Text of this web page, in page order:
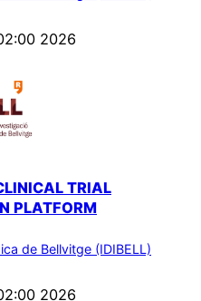
2026
TRIAL
PLATFORM
de Bellvitge (IDIBELL)
2026